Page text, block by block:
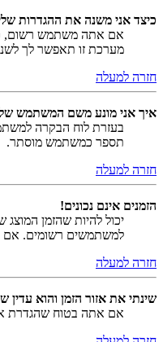
כיצד אני משנה את ההגדרות
אם אתה משתמש רשום, כל
מערכת זו תאפשר לך
חזרה למעלה
איך אני מונע משם המשתמש
בעזרת לוח הבקרה
תספר כמשתמש מוסתר.
חזרה למעלה
הזמנים אינם נכונים!
יכול להיות שהזמן
למשתמשים רשומים. אם
חזרה למעלה
שינתי את אזור הזמן והוא עדין
אם אתה בטוח שהגדרת את